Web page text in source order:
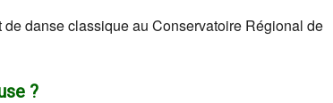
danse classique au Conservatoire Régional de
?